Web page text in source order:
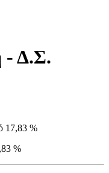
- Δ.Σ.
17,83 %
%